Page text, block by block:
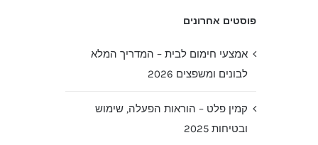
פוסטים אחרונים
אמצעי חימום לבית – המדריך המלא
לבונים ומשפצים 2026
קמין פלט – הוראות הפעלה, שימוש
ובטיחות 2025